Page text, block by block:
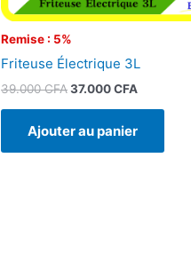
Remise : 5%
Friteuse Électrique 3L
39.000CFA37.000CFA
Ajouter au panier